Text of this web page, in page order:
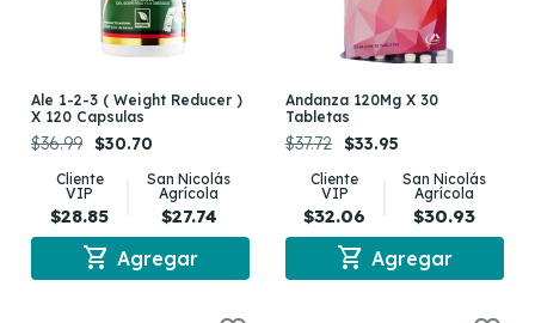
Ale 1-2-3 ( Weight Reducer )
X 120 Capsulas
$36.99 $30.70
Cliente
VIP
$28.85
San Nicolás
Agrícola
$27.74
shopping_cart Agregar
Andanza 120Mg X 30
Tabletas
$37.72 $33.95
Cliente
VIP
$32.06
San Nicolás
Agrícola
$30.93
shopping_cart Agregar